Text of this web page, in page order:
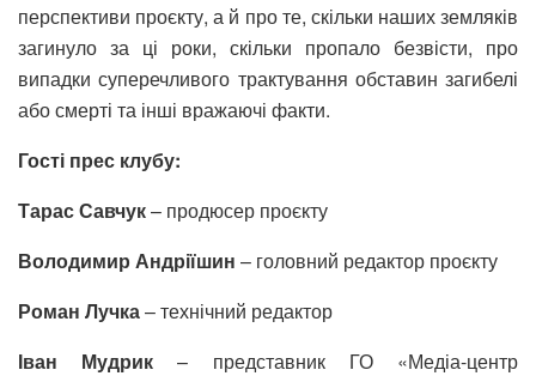
перспективи проєкту, а й про те, скільки наших земляків
загинуло за ці роки, скільки пропало безвісти, про
випадки суперечливого трактування обставин загибелі
або смерті та інші вражаючі факти.
Гості прес клубу:
Тарас Савчук– продюсер проєкту
Володимир Андріїшин – головний редактор проєкту
Роман Лучка– технічний редактор
Іван Мудрик – представник ГО «Медіа-центр